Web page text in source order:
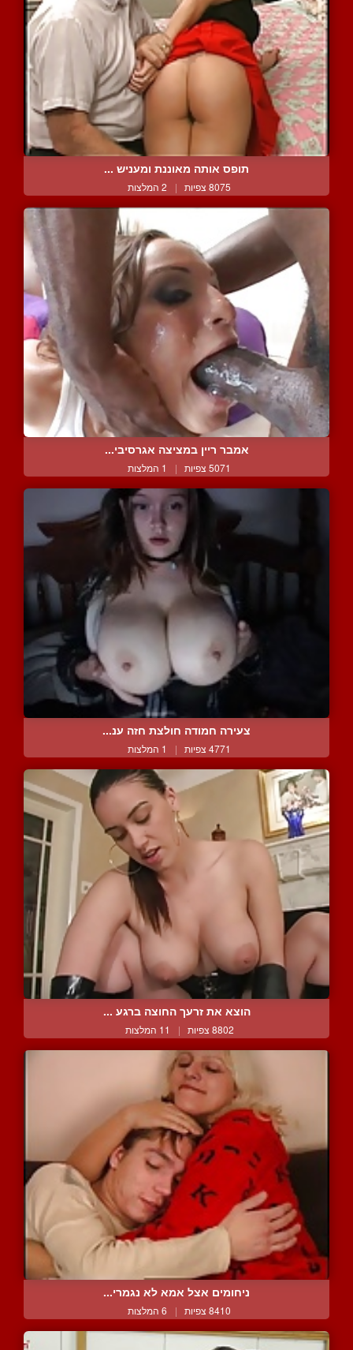
תופס אותה מאוננת ומעניש ...
8075 צפיות | 2 המלצות
אמבר ריין במציצה אגרסיבי...
5071 צפיות | 1 המלצות
צעירה חמודה חולצת חזה ענ...
4771 צפיות | 1 המלצות
הוצא את זרעך החוצה ברגע ...
8802 צפיות | 11 המלצות
ניחומים אצל אמא לא נגמרי...
8410 צפיות | 6 המלצות